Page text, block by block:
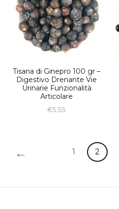
Tisana di Ginepro 100 gr –
Digestivo Drenante Vie
Urinarie Funzionalità
Articolare
€5,55
← 1 2